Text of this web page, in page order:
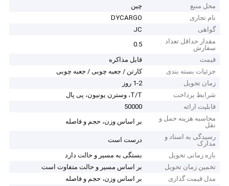
محل منبع
چین
نام تجاری
DYCARGO
گواهی
JC
مقدار حداقل تعداد
سفارش
0.5
قیمت
قابل مذاکره
جزئیات بسته بندی
کارتن / جعبه چوبی / جعبه چوبی
زمان تحویل
1-2 روز
شرایط پرداخت
T/T، وسترن یونیون، پی پال
قابلیت ارائه
50000
محاسبه هزینه حمل و
نقل
بر اساس وزن، حجم و فاصله
رسیدگی به اسناد و
مدارک
درست است
بازه زمانی تحویل
بستگی به مسیر و حالت دارد
تخمین زمان تحویل
بر اساس مسیر و حالت متفاوت است
مدل قیمت گذاری
بر اساس وزن، حجم و فاصله